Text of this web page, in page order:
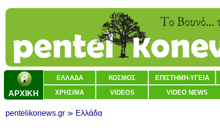
ΑΡΧΙΚΗ
ΕΛΛΑΔΑ ΚΟΣΜΟΣ ΕΠΙΣΤΗΜΗ-ΥΓΕΙΑ
ΧΡΗΣΙΜΑ VIDEOS VIDEO NEWS
pentelikonews.gr Ελλάδα